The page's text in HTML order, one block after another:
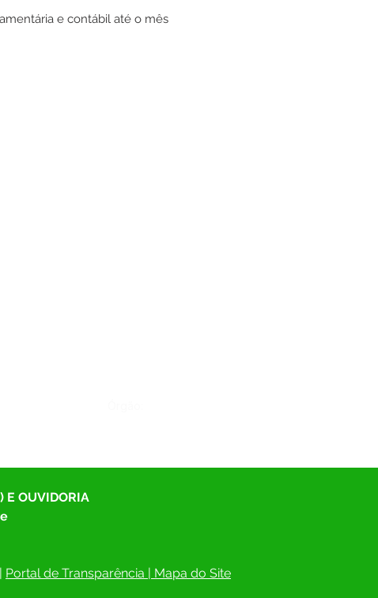
e contábil até o mês
E OUVIDORIA
| Portal de Transparência | Mapa do Site